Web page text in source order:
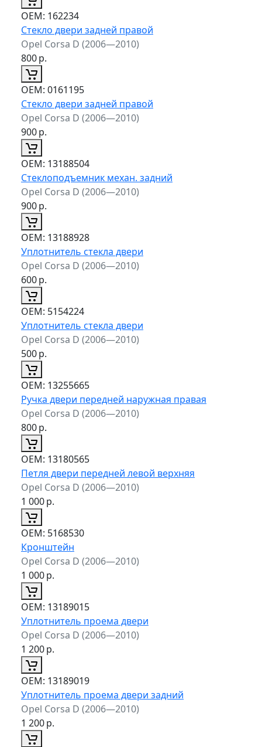
ОЕМ: 162234
Стекло двери задней правой
Opel Corsa D (2006—2010)
800р.
ОЕМ: 0161195
Стекло двери задней правой
Opel Corsa D (2006—2010)
900р.
ОЕМ: 13188504
Стеклоподъемник механ. задний
Opel Corsa D (2006—2010)
900р.
ОЕМ: 13188928
Уплотнитель стекла двери
Opel Corsa D (2006—2010)
600р.
ОЕМ: 5154224
Уплотнитель стекла двери
Opel Corsa D (2006—2010)
500р.
ОЕМ: 13255665
Ручка двери передней наружная правая
Opel Corsa D (2006—2010)
800р.
ОЕМ: 13180565
Петля двери передней левой верхняя
Opel Corsa D (2006—2010)
1 000р.
ОЕМ: 5168530
Кронштейн
Opel Corsa D (2006—2010)
1 000р.
ОЕМ: 13189015
Уплотнитель проема двери
Opel Corsa D (2006—2010)
1 200р.
ОЕМ: 13189019
Уплотнитель проема двери задний
Opel Corsa D (2006—2010)
1 200р.